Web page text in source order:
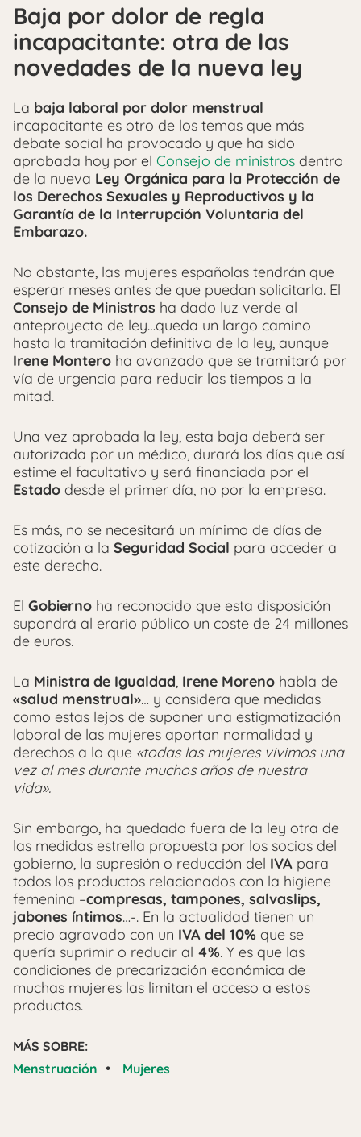
Baja por dolor de regla
incapacitante: otra de las
novedades de la nueva ley
La baja laboral por dolor menstrual
incapacitante es otro de los temas que más
debate social ha provocado y que ha sido
aprobada hoy por el Consejo de ministros dentro
de la nueva Ley Orgánica para la Protección de
los Derechos Sexuales y Reproductivos y la
Garantía de la Interrupción Voluntaria del
Embarazo.
No obstante, las mujeres españolas tendrán que
esperar meses antes de que puedan solicitarla. El
Consejo de Ministros ha dado luz verde al
anteproyecto de ley…queda un largo camino
hasta la tramitación definitiva de la ley, aunque
Irene Montero ha avanzado que se tramitará por
vía de urgencia para reducir los tiempos a la
mitad.
Una vez aprobada la ley, esta baja deberá ser
autorizada por un médico, durará los días que así
estime el facultativo y será financiada por el
Estado desde el primer día, no por la empresa.
Es más, no se necesitará un mínimo de días de
cotización a la Seguridad Social para acceder a
este derecho.
El Gobierno ha reconocido que esta disposición
supondrá al erario público un coste de 24 millones
de euros.
La Ministra de Igualdad, Irene Moreno habla de
«salud menstrual»… y considera que medidas
como estas lejos de suponer una estigmatización
laboral de las mujeres aportan normalidad y
derechos a lo que «todas las mujeres vivimos una
vez al mes durante muchos años de nuestra
vida».
Sin embargo, ha quedado fuera de la ley otra de
las medidas estrella propuesta por los socios del
gobierno, la supresión o reducción del IVA para
todos los productos relacionados con la higiene
femenina –compresas, tampones, salvaslips,
jabones íntimos…-. En la actualidad tienen un
precio agravado con un IVA del 10% que se
quería suprimir o reducir al 4%. Y es que las
condiciones de precarización económica de
muchas mujeres las limitan el acceso a estos
productos.
MÁS SOBRE:
Menstruación • Mujeres